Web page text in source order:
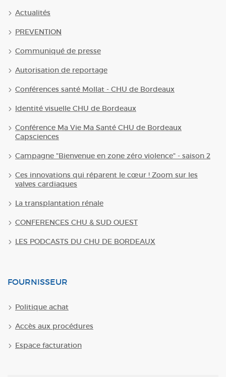
Actualités
PREVENTION
Communiqué de presse
Autorisation de reportage
Conférences santé Mollat - CHU de Bordeaux
Identité visuelle CHU de Bordeaux
Conférence Ma Vie Ma Santé CHU de Bordeaux
Capsciences
Campagne "Bienvenue en zone zéro violence" - saison 2
Ces innovations qui réparent le cœur ! Zoom sur les
valves cardiaques
La transplantation rénale
CONFERENCES CHU & SUD OUEST
LES PODCASTS DU CHU DE BORDEAUX
FOURNISSEUR
Politique achat
Accès aux procédures
Espace facturation